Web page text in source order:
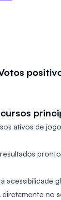
ativos de
acessibilidade
no